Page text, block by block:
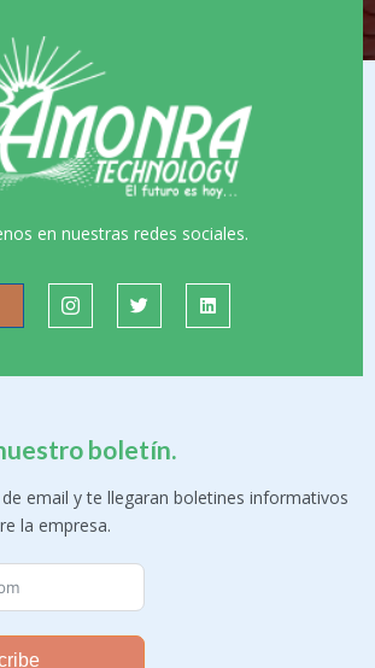
en nuestras redes sociales.
boletín.
email y te llegaran boletines informativos
la empresa.